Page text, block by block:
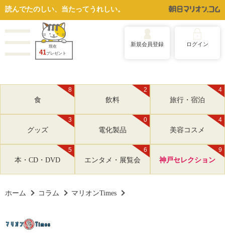
読んでたのしい、当たってうれしい。
現在
41プレゼント
新規会員登録 ログイン
8
食
2
飲料
4
旅行・宿泊
3
グッズ
0
電化製品
4
美容コスメ
5
本・CD・DVD
6
エンタメ・展覧会
9
神戸セレクション
ホーム コラム マリオンTimes